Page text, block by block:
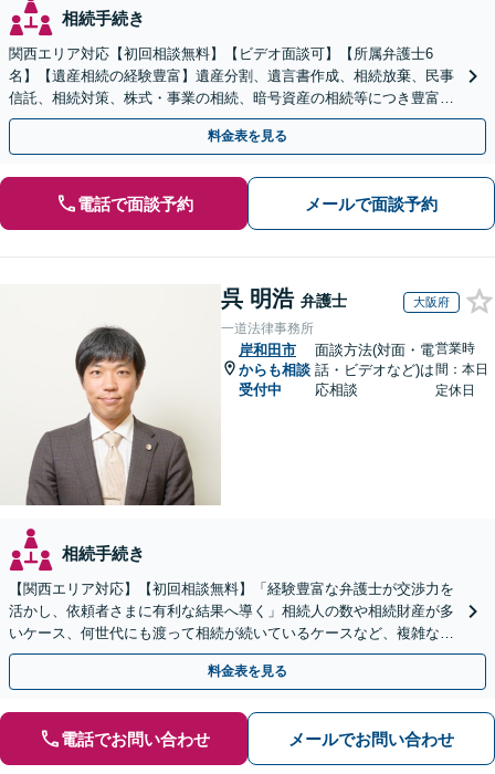
相続手続き
関西エリア対応【初回相談無料】【ビデオ面談可】【所属弁護士6
名】【遺産相続の経験豊富】遺産分割、遺言書作成、相続放棄、民事
信託、相続対策、株式・事業の相続、暗号資産の相続等につき豊富な
対応実績。【バリアフリー】【完全個室対応】
料金表を見る
電話で面談予約 メールで面談予約
呉 明浩 弁護士 大阪府
一道法律事務所
岸和田市
からも相談
受付中
面談方法(対面・電
話・ビデオなど)は
応相談
営業時
間：本日
定休日
相続手続き
【関西エリア対応】【初回相談無料】「経験豊富な弁護士が交渉力を
活かし、依頼者さまに有利な結果へ導く」相続人の数や相続財産が多
いケース、何世代にも渡って相続が続いているケースなど、複雑な事
案でも対応！協議、調停、審判どのフェーズからも相談可
料金表を見る
電話でお問い合わせ メールでお問い合わせ